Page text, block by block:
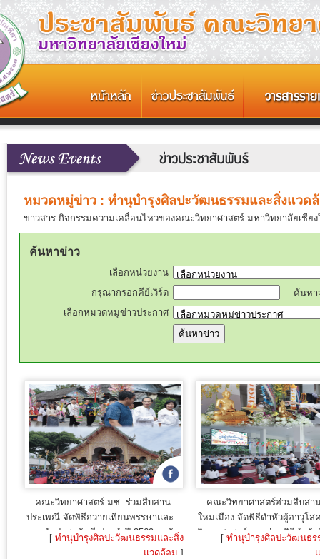
หมวดหมู่ข่าว : ทำนุบำรุงศิลปะวัฒนธรรมและสิ่งแวด
ข่าวสาร กิจกรรมความเคลื่อนไหวของคณะวิทยาศาสตร์ มหาวิทยาลัยเชียง
ค้นหาข่าว
เลือกหน่วยงาน
กรุณากรอกคีย์เวิร์ด
ค้นหา
เลือกหมวดหมู่ข่าวประกาศ
คณะวิทยาศาสตร์ มช. ร่วมสืบสาน
ประเพณี จัดพิธีถวายเทียนพรรษาและ
ทอดผ้าป่าสามัคคี ประจำปี 2569 ณ วัด
[ ทำนุบำรุงศิลปะวัฒนธรรมและสิ่ง
แวดล้อม ]
คณะวิทยาศาสตร์ฮ่วมสืบสา
ใหม่เมือง จัดพิธีดำหัวผู้อาวุโส
วิทยาศาสตร์ และร่วมพิธีดำหัว
มช. ประจำปี 2569
[ ทำนุบำรุงศิลปะวัฒนธร